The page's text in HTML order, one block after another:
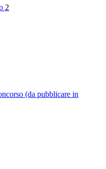
2
(da pubblicare in